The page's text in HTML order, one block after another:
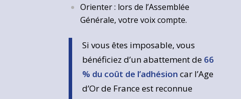
Orienter : lors de l’Assemblée
Générale, votre voix compte.
Si vous êtes imposable, vous
bénéficiez d’un abattement de 66
% du coût de l’adhésioncar l’Age
d’Or de France est reconnue